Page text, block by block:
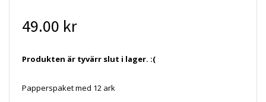
49.00 kr
Produkten är tyvärr slut i lager. :(
Papperspaket med 12 ark